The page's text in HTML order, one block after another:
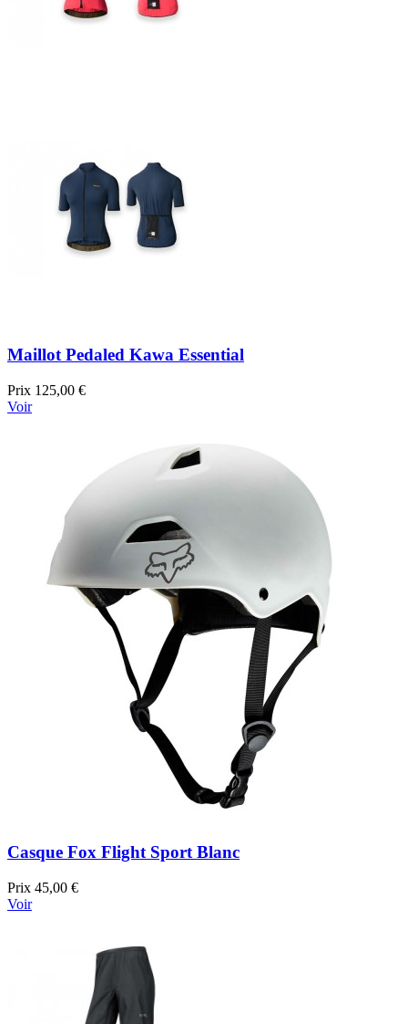
Maillot Pedaled Kawa Essential
Prix 125,00 €
Voir
Casque Fox Flight Sport Blanc
Prix 45,00 €
Voir